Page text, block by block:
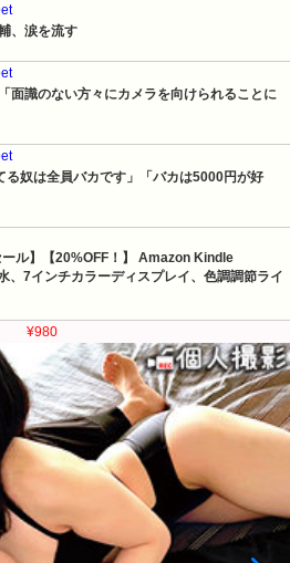
、涙を流す
面識のない方々にカメラを向けられることに
る奴は全員バカです」「バカは5000円が好
ル】【20%OFF！】 Amazon Kindle
7インチカラーディスプレイ、色調調節ライ
¥980